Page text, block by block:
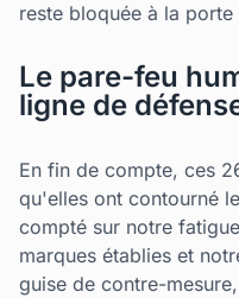
reste bloquée à la
Le pare-feu
ligne de
En fin de compte, ces
qu'elles ont contourné
compté sur notre
marques établies et
guise de contre-